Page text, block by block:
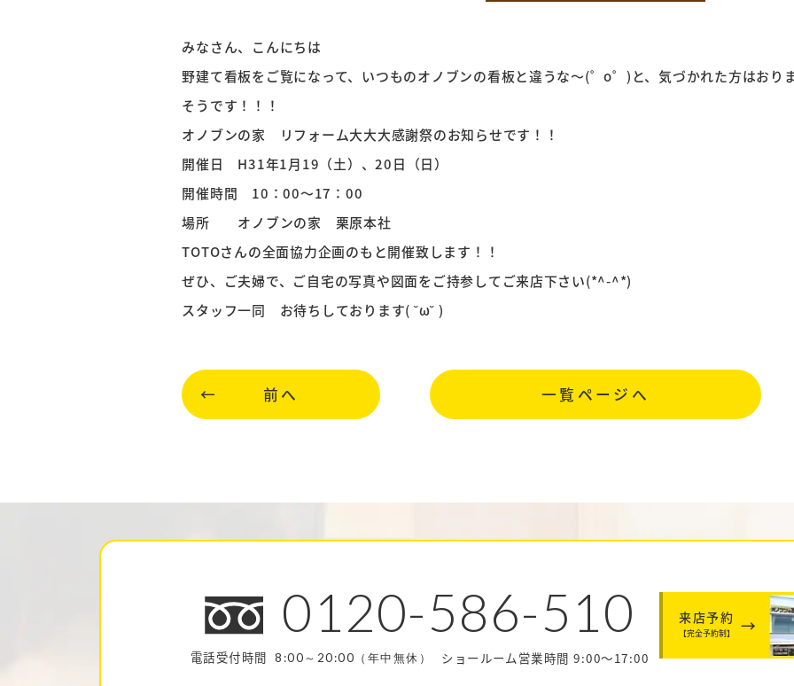
みなさん、こんにちは
野建て看板をご覧になって、いつものオノブンの看板と違うな～(゜o゜)と、気づかれた方はおり
そうです！！！
オノブンの家 リフォーム大大大感謝祭のお知らせです！！
開催日 H31年1月19（土）、20日（日）
開催時間 10：00～17：00
場所 オノブンの家 栗原本社
TOTOさんの全面協力企画のもと開催致します！！
ぜひ、ご夫婦で、ご自宅の写真や図面をご持参してご来店下さい(*^-^*)
スタッフ一同 お待ちしております( ˘ω˘ )
前へ 一覧ページへ
0120-586-510
電話受付時間8:00～20:00（年中無休） ショールーム営業時間 9:00～17:00
来店予約
【完全予約制】